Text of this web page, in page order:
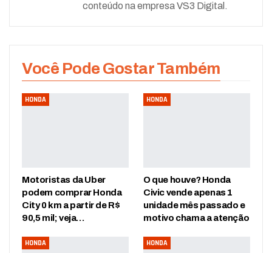
conteúdo na empresa VS3 Digital.
Você Pode Gostar Também
HONDA
Motoristas da Uber
podem comprar Honda
City 0 km a partir de R$
90,5 mil; veja…
HONDA
O que houve? Honda
Civic vende apenas 1
unidade mês passado e
motivo chama a atenção
HONDA HONDA